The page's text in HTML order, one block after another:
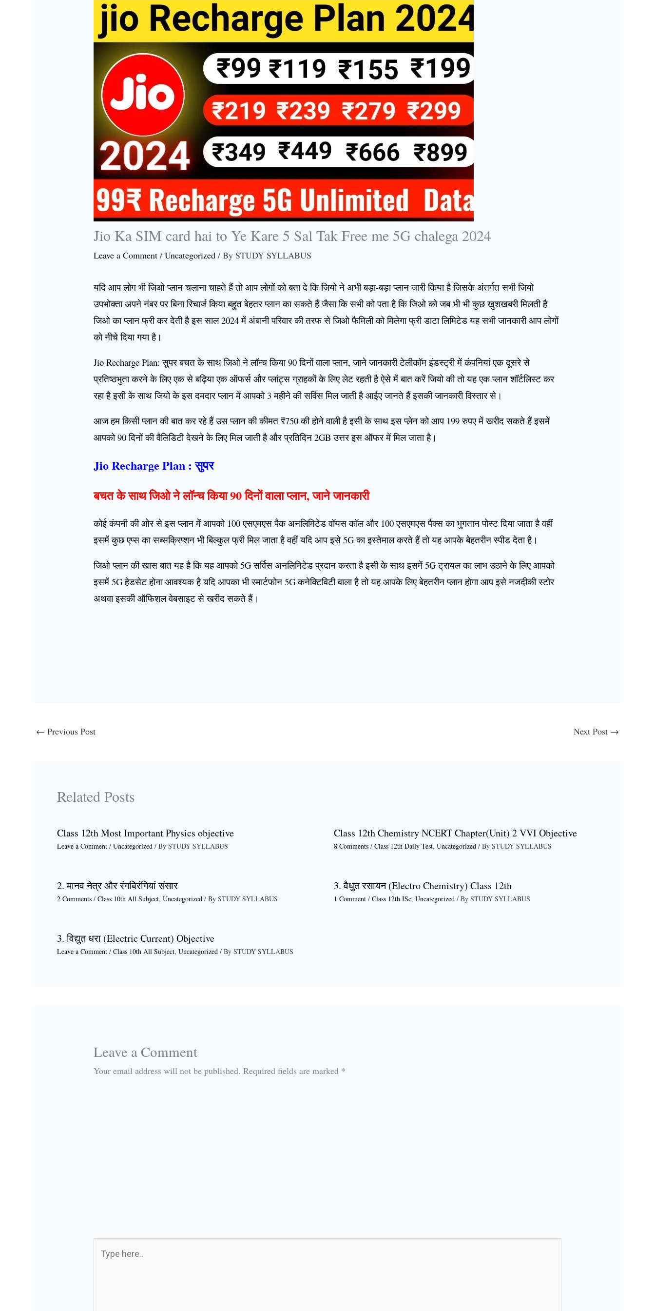
Jio Ka SIM card hai to Ye Kare 5 Sal Tak Free me 5G chalega 2024
Leave a Comment /Uncategorized / BySTUDY SYLLABUS
यदि आप लोग भी जिओ प्लान चलाना चाहते हैं तो आप लोगों को बता दे कि जियो ने अभी बड़ा-बड़ा प्लान जारी किया है जिसके अंतर्गत सभी जियो
उपभोक्ता अपने नंबर पर बिना रिचार्ज किया बहुत बेहतर प्लान का सकते हैं जैसा कि सभी को पता है कि जिओ को जब भी भी कुछ खुशखबरी मिलती है
जिओ का प्लान फ्री कर देती है इस साल 2024 में अंबानी परिवार की तरफ से जिओ फैमिली को मिलेगा फ्री डाटा लिमिटेड यह सभी जानकारी आप लोगों
को नीचे दिया गया है।
Jio Recharge Plan: सुपर बचत के साथ जिओ ने लॉन्च किया 90 दिनों वाला प्लान, जाने जानकारी टेलीकॉम इंडस्ट्री में कंपनियां एक दूसरे से
प्रतिष्ठभुता करने के लिए एक से बढ़िया एक ऑफर्स और प्लांट्स ग्राहकों के लिए लेट रहती है ऐसे में बात करें जियो की तो यह एक प्लान शॉर्टलिस्ट कर
रहा है इसी के साथ जियो के इस दमदार प्लान में आपको 3 महीने की सर्विस मिल जाती है आईए जानते हैं इसकी जानकारी विस्तार से।
आज हम किसी प्लान की बात कर रहे हैं उस प्लान की कीमत ₹750 की होने वाली है इसी के साथ इस प्लेन को आप 199 रुपए में खरीद सकते हैं इसमें
आपको 90 दिनों की वैलिडिटी देखने के लिए मिल जाती है और प्रतिदिन 2GB उत्तर इस ऑफर में मिल जाता है।
Jio Recharge Plan : सुपर
बचत के साथ जिओ ने लॉन्च किया 90 दिनों वाला प्लान, जाने जानकारी
कोई कंपनी की ओर से इस प्लान में आपको 100 एसएमएस पैक अनलिमिटेड वॉयस कॉल और 100 एसएमएस पैक्स का भुगतान पोस्ट दिया जाता है वहीं
इसमें कुछ एप्स का सब्सक्रिप्शन भी बिल्कुल फ्री मिल जाता है वहीं यदि आप इसे 5G का इस्तेमाल करते हैं तो यह आपके बेहतरीन स्पीड देता है।
जिओ प्लान की खास बात यह है कि यह आपको 5G सर्विस अनलिमिटेड प्रदान करता है इसी के साथ इसमें 5G ट्रायल का लाभ उठाने के लिए आपको
इसमें 5G हेडसेट होना आवश्यक है यदि आपका भी स्मार्टफोन 5G कनेक्टिविटी वाला है तो यह आपके लिए बेहतरीन प्लान होगा आप इसे नजदीकी स्टोर
अथवा इसकी ऑफिशल वेबसाइट से खरीद सकते हैं।
← Previous Post Next Post →
Related Posts
Class 12th Most Important Physics objective
Leave a Comment / Uncategorized / By STUDY SYLLABUS
Class 12th Chemistry NCERT Chapter(Unit) 2 VVI Objective
8 Comments / Class 12th Daily Test, Uncategorized/ By STUDY SYLLABUS
2. मानव नेत्र और रंगबिरंगियां संसार
2 Comments / Class 10th All Subject, Uncategorized / By STUDY SYLLABUS
3. वैधुत रसायन (Electro Chemistry) Class 12th
1 Comment / Class 12th ISc, Uncategorized/ By STUDY SYLLABUS
3. विद्युत धरा (Electric Current) Objective
Leave a Comment / Class 10th All Subject, Uncategorized / By STUDY SYLLABUS
Leave a Comment
Your email address will not be published. Required fields are marked *
here..